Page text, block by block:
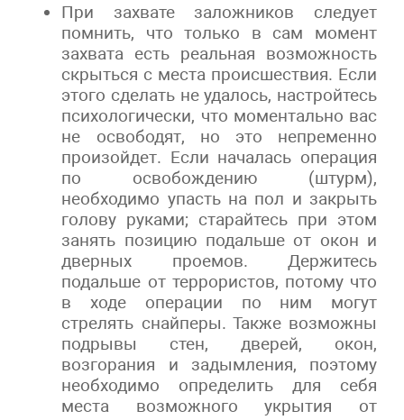
При захвате заложников следует
помнить, что только в сам момент
захвата есть реальная возможность
скрыться с места происшествия. Если
этого сделать не удалось, настройтесь
психологически, что моментально вас
не освободят, но это непременно
произойдет. Если началась операция
по освобождению (штурм),
необходимо упасть на пол и закрыть
голову руками; старайтесь при этом
занять позицию подальше от окон и
дверных проемов. Держитесь
подальше от террористов, потому что
в ходе операции по ним могут
стрелять снайперы. Также возможны
подрывы стен, дверей, окон,
возгорания и задымления, поэтому
необходимо определить для себя
места возможного укрытия от